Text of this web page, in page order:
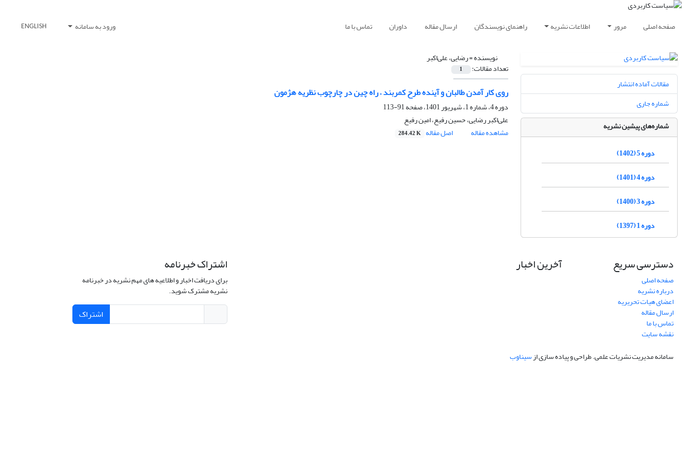
صفحه اصلی مرور اطلاعات نشریه راهنمای نویسندگان ارسال مقاله داوران تماس با ما ورود به سامانه ENGLISH
نویسنده =رضایی، علی‌اکبر
تعداد مقالات: 1
روی کار آمدن طالبان و آینده طرح کمربند – راه چین در چارچوب نظریه هژمون
دوره 4، شماره 1، شهریور 1401، صفحه
91-113
علی‌اکبر رضایی، حسین رفیع، امین رفیع
مشاهده مقاله
اصل مقاله 284.42 K
مقالات آماده انتشار
شماره جاری
شماره‌های پیشین نشریه
دوره 5 (1402)
دوره 4 (1401)
دوره 3 (1400)
دوره 1 (1397)
دسترسی سریع
صفحه اصلی
درباره نشریه
اعضای هیات تحریریه
ارسال مقاله
تماس با ما
نقشه سایت
آخرین اخبار اشتراک خبرنامه
برای دریافت اخبار و اطلاعیه های مهم نشریه در خبرنامه
نشریه مشترک شوید.
اشتراک
سامانه مدیریت نشریات علمی.طراحی و پیاده سازی ازسیناوب